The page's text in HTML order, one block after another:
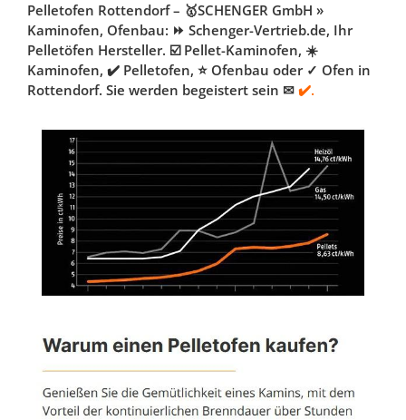
Pelletofen Rottendorf – 🥇SCHENGER GmbH »
Kaminofen, Ofenbau: ⏩ Schenger-Vertrieb.de, Ihr
Pelletöfen Hersteller. ☑️ Pellet-Kaminofen, ☀️
Kaminofen, ✔️ Pelletofen, ⭐ Ofenbau oder ✓ Ofen in
Rottendorf. Sie werden begeistert sein ✉ ✔️.